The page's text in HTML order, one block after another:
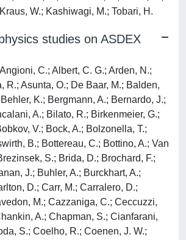
W.; Kashiwagi, M.; Tobari, H.
studies on ASDEX
C.; Albert, C. G.; Arden, N.;
R.; Asunta, O.; De Baar, M.; Balden,
K.; Bergmann, A.; Bernardo, J.;
A.; Bilato, R.; Birkenmeier, G.;
V.; Bock, A.; Bolzonella, T.;
B.; Bottereau, C.; Bottino, A.; Van
S.; Brida, D.; Brochard, F.;
J.; Buhler, A.; Burckhart, A.;
D.; Carr, M.; Carralero, D.;
M.; Cazzaniga, C.; Ceccuzzi,
A.; Chapman, S.; Cianfarani,
S.; Coelho, R.; Coenen, J. W.;